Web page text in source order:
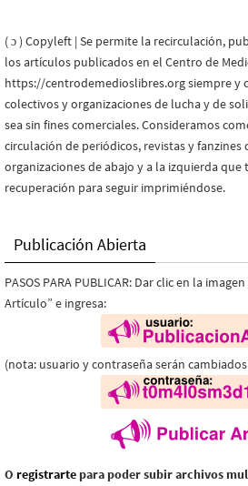
( ɔ ) Copyleft | Se permite la recirculación,
los artículos publicados en el Centro de
https://centrodemedioslibres.org siempre y
colectivos y organizaciones de lucha y de
sea sin fines comerciales. Consideramos
circulación de periódicos, revistas y fanzines
organizaciones de abajo y a la izquierda
recuperación para seguir imprimiéndose.
Publicación Abierta
PASOS PARA PUBLICAR: Dar clic en la
Artículo” e ingresa:
(nota: usuario y contraseña serán
O registrarte para poder subir archivos